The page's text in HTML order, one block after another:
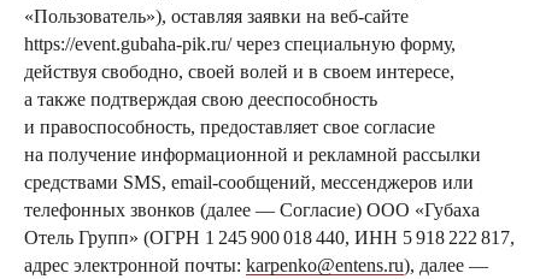
«Пользователь»), оставляя заявки на веб-сайте
https://event.gubaha-pik.ru/ через специальную форму,
действуя свободно, своей волей и в своем интересе,
а также подтверждая свою дееспособность
и правоспособность, предоставляет свое согласие
на получение информационной и рекламной рассылки
средствами SMS, еmail-сообщений, мессенджеров или
телефонных звонков (далее — Согласие) ООО «Губаха
Отель Групп» (ОГРН 1 245 900 018 440, ИНН 5 918 222 817,
адрес электронной почты: karpenko@entens.ru), далее —